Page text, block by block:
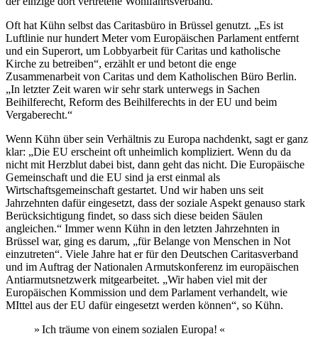
Oft hat Kühn selbst das Caritasbüro in Brüssel genutzt. „Es ist
Luftlinie nur hundert Meter vom Europäischen Parlament entfernt
und ein Superort, um Lobbyarbeit für Caritas und katholische
Kirche zu betreiben“, erzählt er und betont die enge
Zusammenarbeit von Caritas und dem Katholischen Büro Berlin.
„In letzter Zeit waren wir sehr stark unterwegs in Sachen
Beihilferecht, Reform des Beihilferechts in der EU und beim
Vergaberecht.“
Wenn Kühn über sein Verhältnis zu Europa nachdenkt, sagt er ganz
klar: „Die EU erscheint oft unheimlich kompliziert. Wenn du da
nicht mit Herzblut dabei bist, dann geht das nicht. Die Europäische
Gemeinschaft und die EU sind ja erst einmal als
Wirtschaftsgemeinschaft gestartet. Und wir haben uns seit
Jahrzehnten dafür eingesetzt, dass der soziale Aspekt genauso stark
Berücksichtigung findet, so dass sich diese beiden Säulen
angleichen.“ Immer wenn Kühn in den letzten Jahrzehnten in
Brüssel war, ging es darum, „für Belange von Menschen in Not
einzutreten“. Viele Jahre hat er für den Deutschen Caritasverband
und im Auftrag der Nationalen Armutskonferenz im europäischen
Antiarmutsnetzwerk mitgearbeitet. „Wir haben viel mit der
Europäischen Kommission und dem Parlament verhandelt, wie
MIttel aus der EU dafür eingesetzt werden können“, so Kühn.
» Ich träume von einem sozialen Europa! «